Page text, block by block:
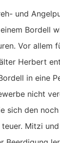
und
Bordell
Vor allem
Herbert
in eine
nicht
sich den
Mitzi